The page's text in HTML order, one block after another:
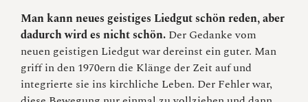
Man kann neues geistiges Liedgut schön reden, aber
dadurch wird es nicht schön. Der Gedanke vom
neuen geistigen Liedgut war dereinst ein guter. Man
griff in den 1970ern die Klänge der Zeit auf und
integrierte sie ins kirchliche Leben. Der Fehler war,